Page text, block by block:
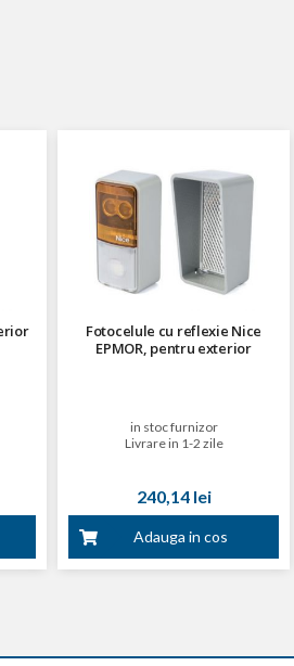
Fotocelule cu reflexie Nice
EPMOR, pentru exterior
in stoc furnizor
Livrare in 1-2 zile
240,14 lei
Adauga in cos